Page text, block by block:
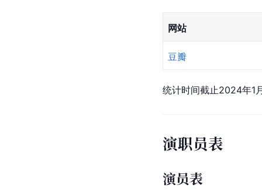
网站
豆瓣
统计时间截止2024年1
演职员表
演员表